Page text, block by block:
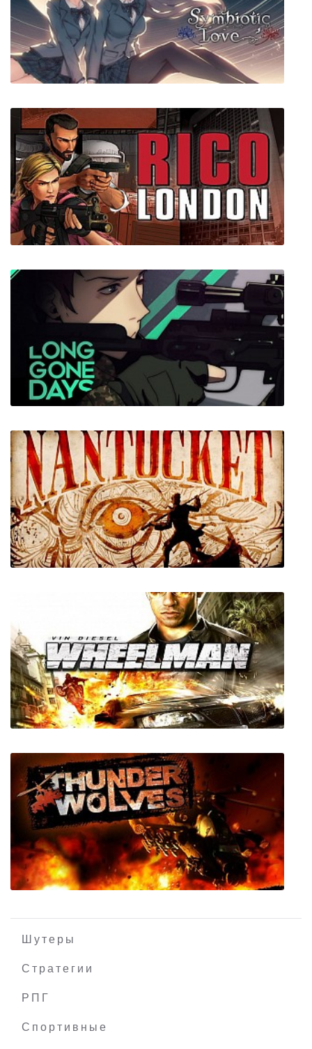
Professional Farmer: Cattle and Crops
Symbiotic Love - Yuri Visual Novel
RICO: London
Long Gone Days
Nantucket
Вин Дизель. Wheelman
Шутеры
Стратегии
РПГ
Спортивные